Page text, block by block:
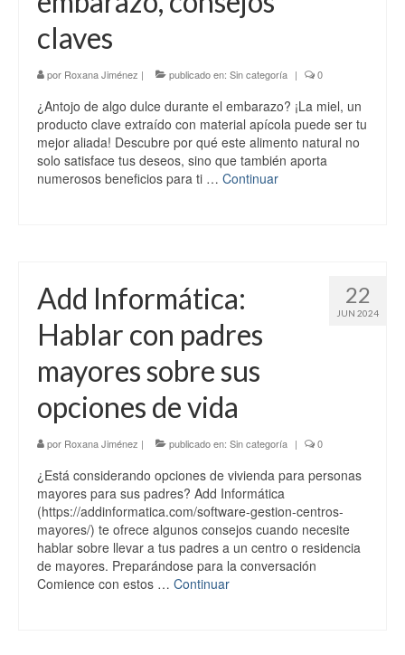
claves
por Roxana Jiménez | publicado en: Sin categoría | 0
¿Antojo de algo dulce durante el embarazo? ¡La miel, un
producto clave extraído con material apícola puede ser tu
mejor aliada! Descubre por qué este alimento natural no
solo satisface tus deseos, sino que también aporta
numerosos beneficios para ti … Continuar
22
JUN 2024
Add Informática:
Hablar con padres
mayores sobre sus
opciones de vida
por Roxana Jiménez | publicado en: Sin categoría | 0
¿Está considerando opciones de vivienda para personas
mayores para sus padres? Add Informática
(https://addinformatica.com/software-gestion-centros-
mayores/) te ofrece algunos consejos cuando necesite
hablar sobre llevar a tus padres a un centro o residencia
de mayores. Preparándose para la conversación
Comience con estos … Continuar